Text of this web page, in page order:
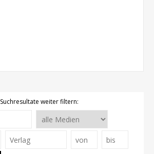
Suchresultate weiter filtern: